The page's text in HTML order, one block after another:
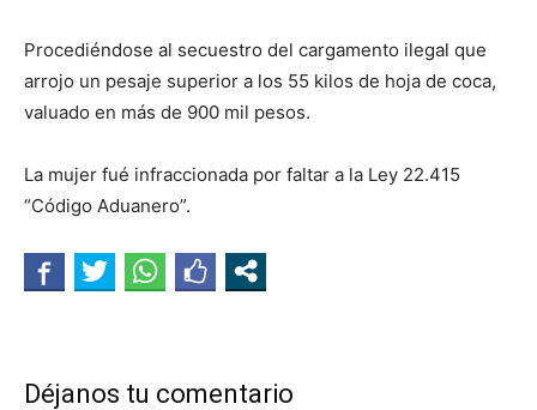
Procediéndose al secuestro del cargamento ilegal que
arrojo un pesaje superior a los 55 kilos de hoja de coca,
valuado en más de 900 mil pesos.
La mujer fué infraccionada por faltar a la Ley 22.415
“Código Aduanero”.
Déjanos tu comentario